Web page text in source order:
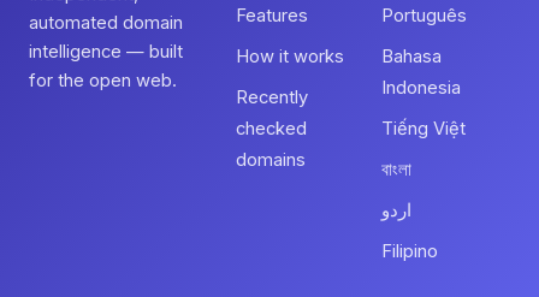
automated domain
intelligence — built
for the open web.
Features
How it works
Recently
checked
domains
Português
Bahasa
Indonesia
Tiếng Việt
বাংলা
اردو
Filipino